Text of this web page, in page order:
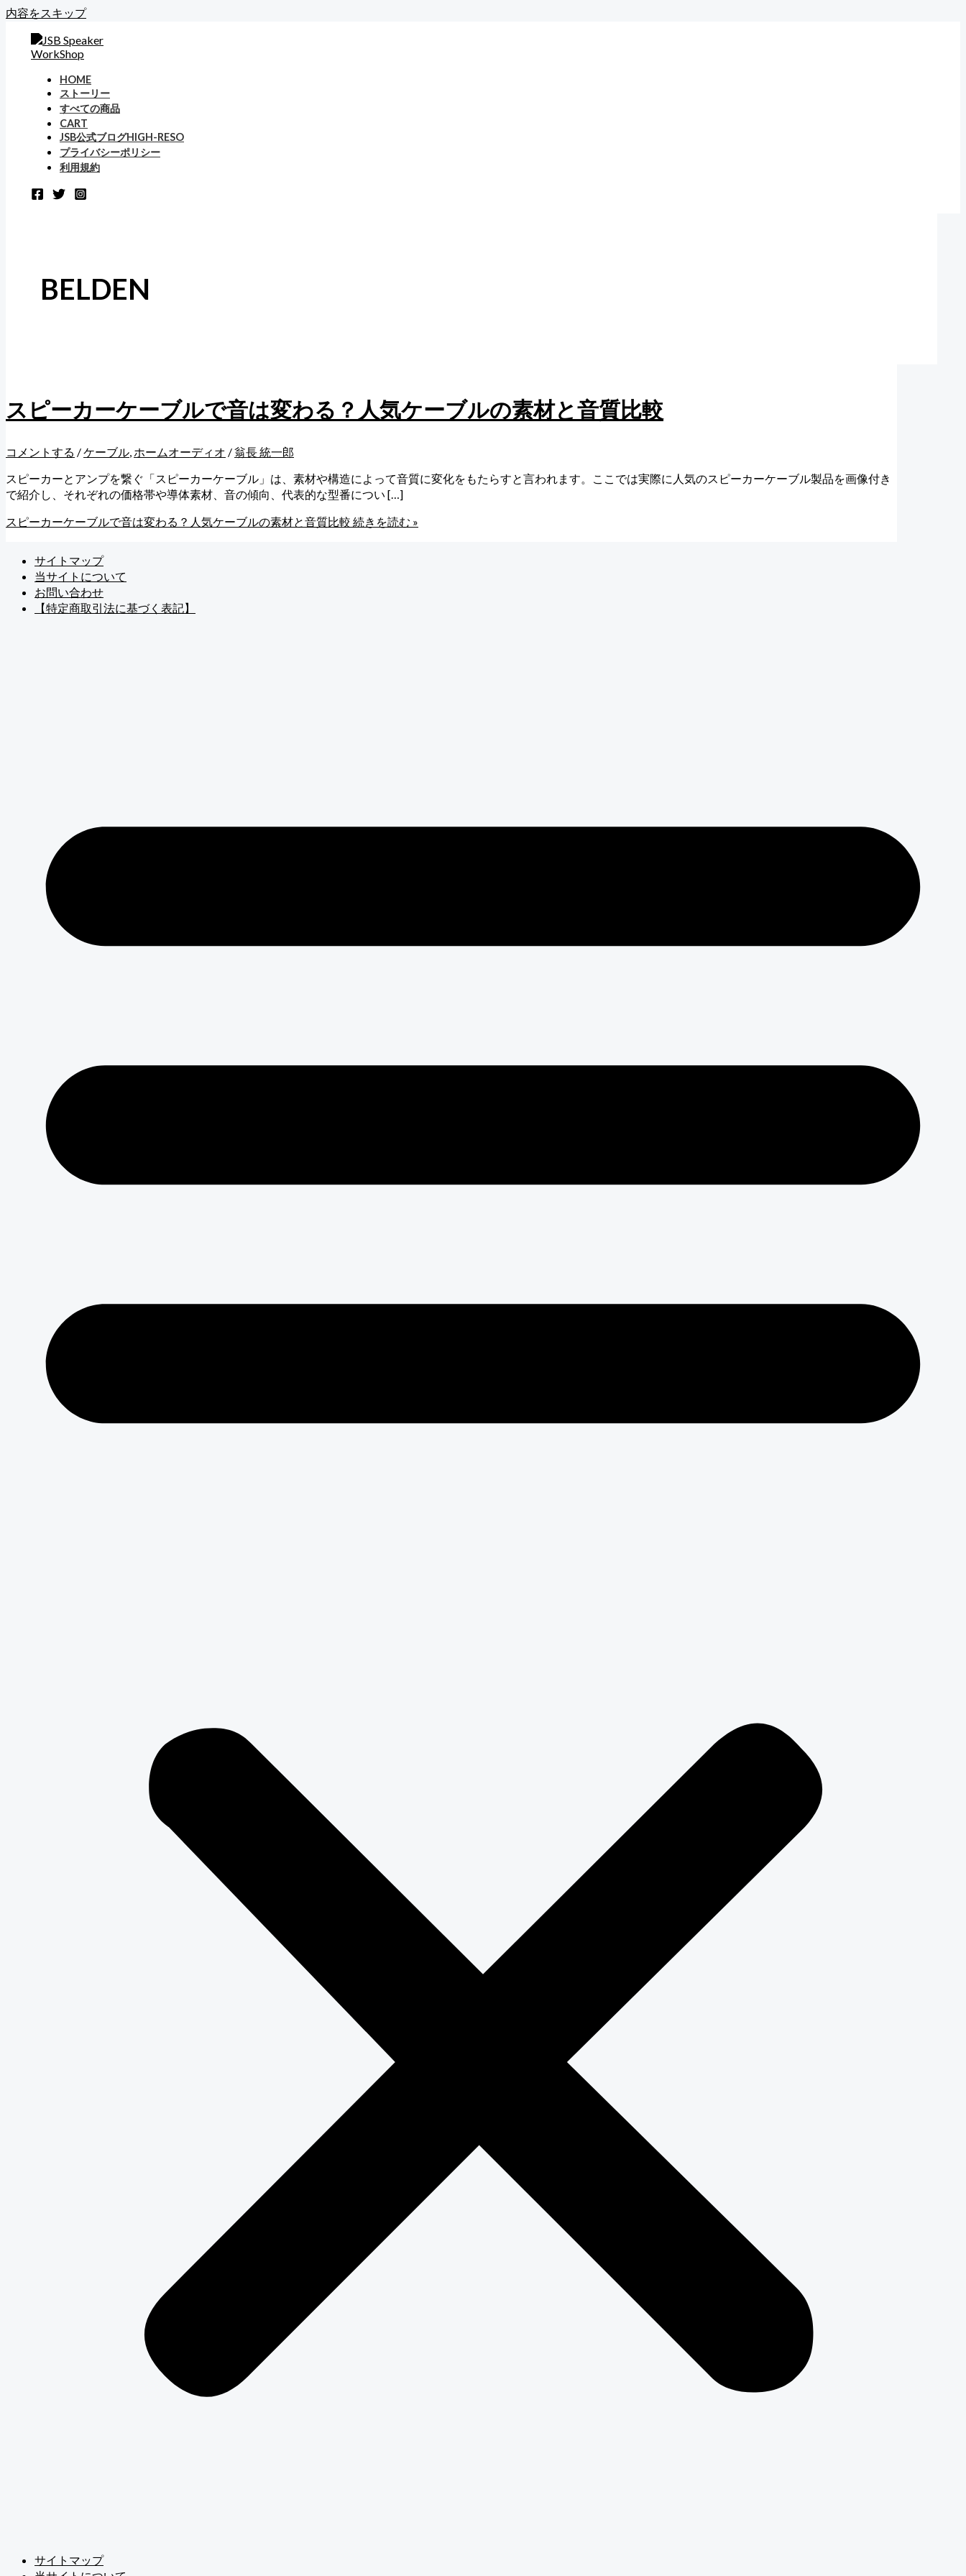
内容をスキップ
HOME
ストーリー
すべての商品
CART
JSB公式ブログHIGH-RESO
プライバシーポリシー
利用規約
BELDEN
スピーカーケーブルで音は変わる？人気ケーブルの素材と音質比較
コメントする /ケーブル, ホームオーディオ /翁長 統一郎
スピーカーとアンプを繋ぐ「スピーカーケーブル」は、素材や構造によって音質に変化をもたらすと言われます。ここでは実際に人気のスピーカーケーブル製品を画像付き
で紹介し、それぞれの価格帯や導体素材、音の傾向、代表的な型番につい […]
スピーカーケーブルで音は変わる？人気ケーブルの素材と音質比較 続きを読む »
サイトマップ
当サイトについて
お問い合わせ
【特定商取引法に基づく表記】
サイトマップ